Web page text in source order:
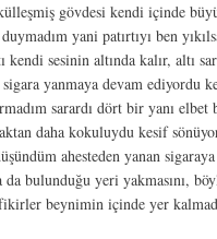
gövdesi kendi içinde
yani patırtıyı ben
kendi sesinin altında kalır, altı
sigara yanmaya devam ediyordu
sarardı dört bir yanı elbet
daha kokuluydu kesif
ahesteden yanan
da bulunduğu yeri yakmasını,
beynimin içinde yer